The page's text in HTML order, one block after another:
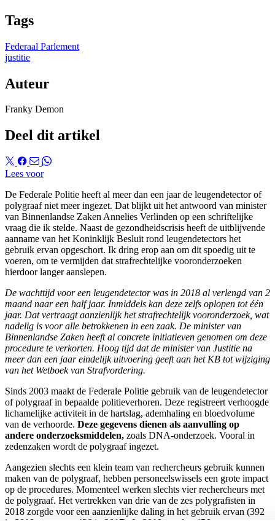
Tags
Federaal Parlement
justitie
Auteur
Franky Demon
Deel dit artikel
Lees voor
De Federale Politie heeft al meer dan een jaar de leugendetector of
polygraaf niet meer ingezet. Dat blijkt uit het antwoord van minister
van Binnenlandse Zaken Annelies Verlinden op een schriftelijke
vraag die ik stelde. Naast de gezondheidscrisis heeft de uitblijvende
aanname van het Koninklijk Besluit rond leugendetectors het
gebruik ervan opgeschort. Ik dring erop aan om dit spoedig uit te
voeren, om te vermijden dat strafrechtelijke vooronderzoeken
hierdoor langer aanslepen.
De wachttijd voor een leugendetector was in 2018 al verlengd van 2
maand naar een half jaar. Inmiddels kan deze zelfs oplopen tot één
jaar. Dat vertraagt aanzienlijk het strafrechtelijk vooronderzoek, wat
nadelig is voor alle betrokkenen in een zaak. De minister van
Binnenlandse Zaken heeft al concrete initiatieven genomen om deze
procedure te verkorten. Hoog tijd dat de minister van Justitie na
meer dan een jaar eindelijk uitvoering geeft aan het KB tot wijziging
van het Wetboek van Strafvordering.
Sinds 2003 maakt de Federale Politie gebruik van de leugendetector
of polygraaf in bepaalde politieverhoren. Deze registreert verhoogde
lichamelijke activiteit in de hartslag, ademhaling en bloedvolume
van de verhoorde. Deze gegevens dienen als aanvulling op
andere onderzoeksmiddelen, zoals DNA-onderzoek. Vooral in
zedenzaken wordt de polygraaf ingezet.
Aangezien slechts een klein team van rechercheurs gebruik kunnen
maken van de polygraaf, hebben personeelswissels een grote impact
op de procedures. Momenteel werken slechts vier rechercheurs met
de polygraaf. Het vertrekken van drie van de zes polygrafisten in
2018 zorgde voor een aanzienlijke daling in het gebruik ervan (392